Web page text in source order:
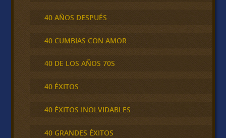
40 AÑOS DESPUÉS
40 CUMBIAS CON AMOR
40 DE LOS AÑOS 70S
40 ÉXITOS
40 ÉXITOS INOLVIDABLES
40 GRANDES ÉXITOS